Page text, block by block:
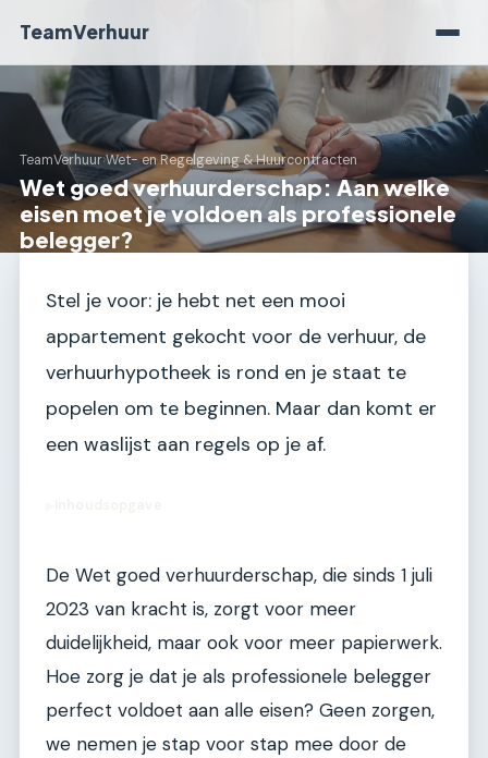
TeamVerhuur
TeamVerhuur›Wet- en Regelgeving & Huurcontracten
Wet goed verhuurderschap: Aan welke
eisen moet je voldoen als professionele
belegger?
Stel je voor: je hebt net een mooi
appartement gekocht voor de verhuur, de
verhuurhypotheek is rond en je staat te
popelen om te beginnen. Maar dan komt er
een waslijst aan regels op je af.
De Wet goed verhuurderschap, die sinds 1 juli
2023 van kracht is, zorgt voor meer
duidelijkheid, maar ook voor meer papierwerk.
Hoe zorg je dat je als professionele belegger
perfect voldoet aan alle eisen? Geen zorgen,
we nemen je stap voor stap mee door de